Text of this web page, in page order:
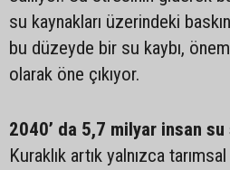
su kaynakları üzerindeki
bu düzeyde bir su kaybı,
olarak öne çıkıyor.
2040’ da 5,7 milyar insan su
Kuraklık artık yalnızca